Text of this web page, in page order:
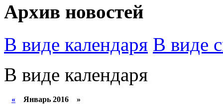
Архив новостей
В виде календаря В виде
В виде календаря
« Январь 2016 »